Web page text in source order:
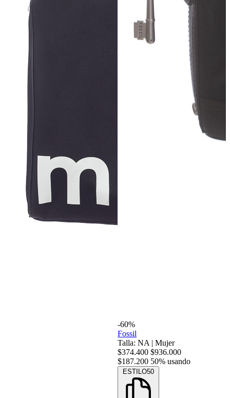
-60%
Fossil
Talla: NA | Mujer
$374.400 $936.000
$187.200 50% usando
ESTILO50